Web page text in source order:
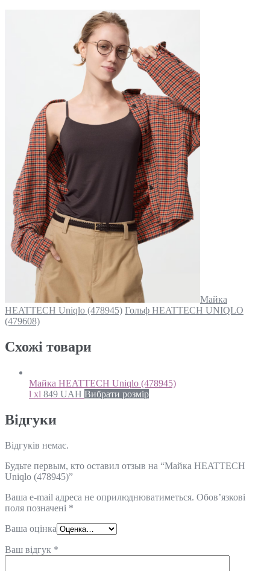
Майка
HEATTECH Uniqlo (478945) Гольф HEATTECH UNIQLO
(479608)
Схожi товари
Майка HEATTECH Uniqlo (478945)
l xl 849 UAH Вибрати розмір
Відгуки
Відгуків немає.
Будьте первым, кто оставил отзыв на “Майка HEATTECH
Uniqlo (478945)”
Ваша e-mail адреса не оприлюднюватиметься. Обов’язкові
поля позначені *
Ваша оцінка
Ваш відгук *